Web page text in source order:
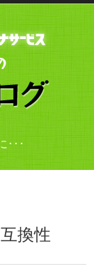
･･･
換性